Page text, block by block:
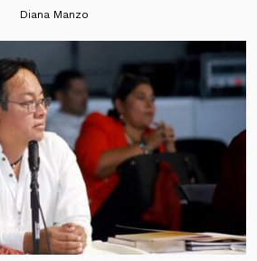
Diana Manzo